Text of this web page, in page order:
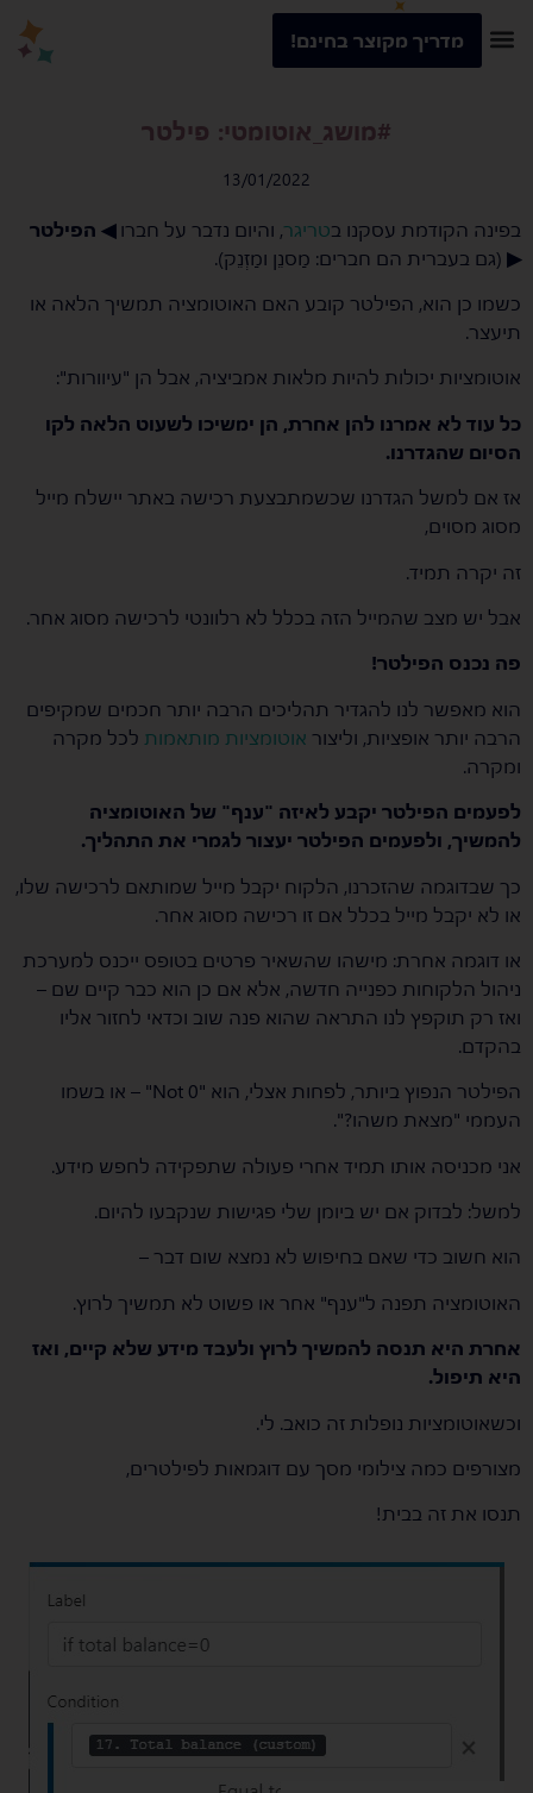
מדריך מקוצר בחינם!
#מושג_אוטומטי: פילטר
13/01/2022
בפינה הקודמת עסקנו בטריגר, והיום נדבר על חברו◀ הפילטר
▶ (גם בעברית הם חברים: מַסנֵן ומַזְנֵק).
כשמו כן הוא, הפילטר קובע האם האוטומציה תמשיך הלאה או
תיעצר.
אוטומציות יכולות להיות מלאות אמביציה, אבל הן "עיוורות":
כל עוד לא אמרנו להן אחרת, הן ימשיכו לשעוט הלאה לקו
הסיום שהגדרנו.
אז אם למשל הגדרנו שכשמתבצעת רכישה באתר יישלח מייל
מסוג מסוים,
זה יקרה תמיד.
אבל יש מצב שהמייל הזה בכלל לא רלוונטי לרכישה מסוג אחר.
פה נכנס הפילטר!
הוא מאפשר לנו להגדיר תהליכים הרבה יותר חכמים שמקיפים
הרבה יותר אופציות, וליצור אוטומציות מותאמות לכל מקרה
ומקרה.
לפעמים הפילטר יקבע לאיזה "ענף" של האוטומציה
להמשיך, ולפעמים הפילטר יעצור לגמרי את התהליך.
כך שבדוגמה שהזכרנו, הלקוח יקבל מייל שמותאם לרכישה שלו,
או לא יקבל מייל בכלל אם זו רכישה מסוג אחר.
או דוגמה אחרת: מישהו שהשאיר פרטים בטופס ייכנס למערכת
ניהול הלקוחות כפנייה חדשה, אלא אם כן הוא כבר קיים שם –
ואז רק תוקפץ לנו התראה שהוא פנה שוב וכדאי לחזור אליו
בהקדם.
הפילטר הנפוץ ביותר, לפחות אצלי, הוא "Not 0" – או בשמו
העממי "מצאת משהו?".
אני מכניסה אותו תמיד אחרי פעולה שתפקידה לחפש מידע.
למשל: לבדוק אם יש ביומן שלי פגישות שנקבעו להיום.
הוא חשוב כדי שאם בחיפוש לא נמצא שום דבר –
האוטומציה תפנה ל"ענף" אחר או פשוט לא תמשיך לרוץ.
אחרת היא תנסה להמשיך לרוץ ולעבד מידע שלא קיים, ואז
היא תיפול.
וכשאוטומציות נופלות זה כואב. לי.
מצורפים כמה צילומי מסך עם דוגמאות לפילטרים,
תנסו את זה בבית!